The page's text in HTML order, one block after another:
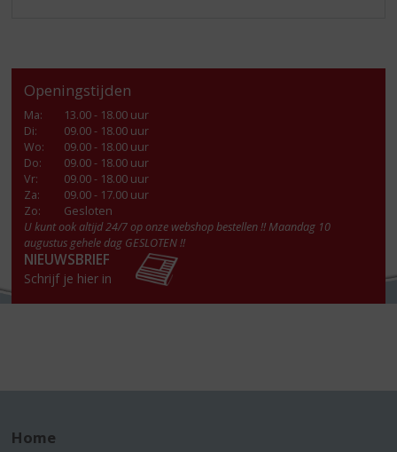
Openingstijden
Ma:
13.00 - 18.00 uur
Di:
09.00 - 18.00 uur
Wo:
09.00 - 18.00 uur
Do:
09.00 - 18.00 uur
Vr:
09.00 - 18.00 uur
Za:
09.00 - 17.00 uur
Zo:
Gesloten
U kunt ook altijd 24/7 op onze webshop bestellen !! Maandag 10
augustus gehele dag GESLOTEN !!
NIEUWSBRIEF
Schrijf je hier in
Home